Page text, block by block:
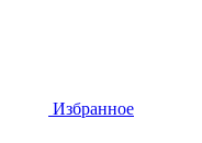
Избранное